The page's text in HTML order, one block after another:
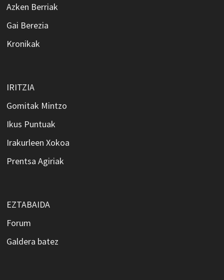
Azken Berriak
Gai Berezia
Kronikak
IRITZIA
Gomitak Mintzo
Ikus Puntuak
Irakurleen Xokoa
Prentsa Agiriak
EZTABAIDA
Forum
Galdera batez